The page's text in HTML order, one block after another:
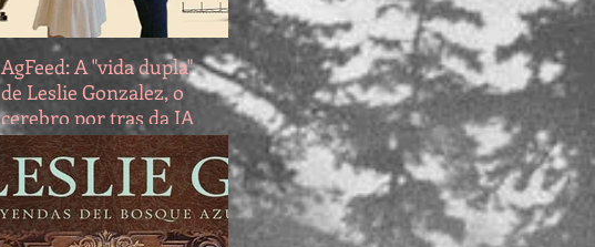
AgFeed: A "vida dupla"
de Leslie Gonzalez, o
cerebro por tras da IA
da Solinftec - e de
personagens de
mundos mágicos